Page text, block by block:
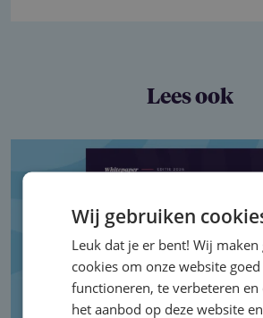
Lees ook
Wij gebruiken
Leuk dat je er bent! Wij
cookies om onze website
functioneren, te verbeteren en
het aanbod op deze website